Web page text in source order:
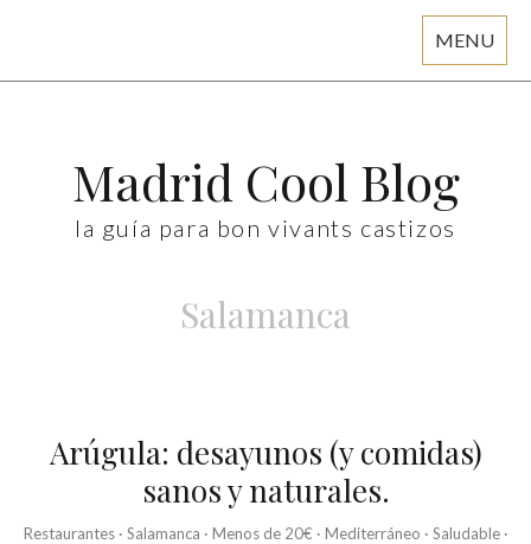
MENU
Madrid Cool Blog
la guía para bon vivants castizos
Salamanca
Arúgula: desayunos (y comidas)
sanos y naturales.
Restaurantes· Salamanca · Menos de 20€ · Mediterráneo · Saludable·